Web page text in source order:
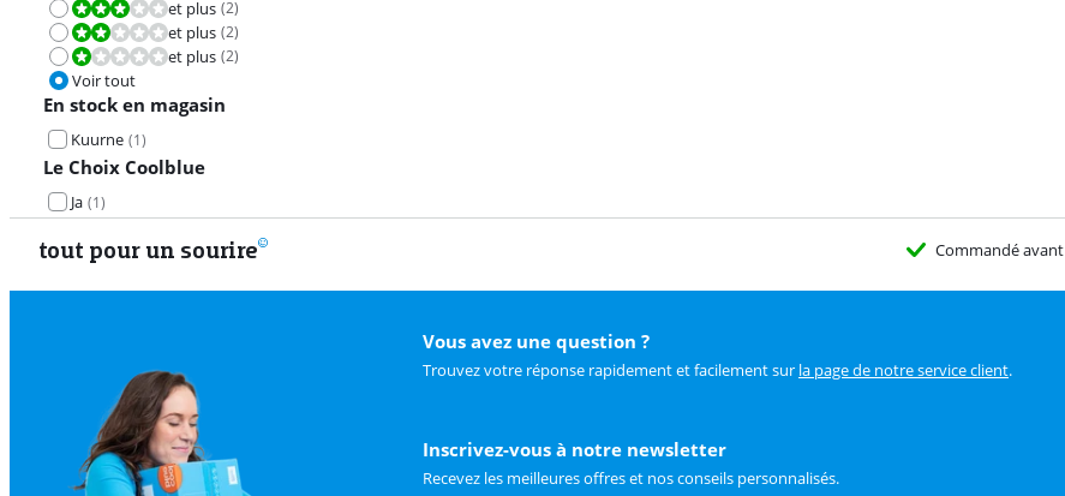
La note est 6,0 sur 10.
et plus (2)
La note est 4,0 sur 10.
et plus (2)
La note est 2,0 sur 10.
et plus (2)
Voir tout
En stock en magasin
Kuurne (1)
Le Choix Coolblue
Ja (1)
tout pour un sourire Commandé avant
Vous avez une question ?
Trouvez votre réponse rapidement et facilement sur la page de notre service client.
Inscrivez-vous à notre newsletter
Recevez les meilleures offres et nos conseils personnalisés.